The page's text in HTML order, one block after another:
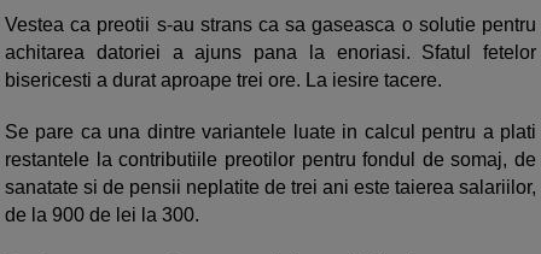
Vestea ca preotii s-au strans ca sa gaseasca o solutie pentru
achitarea datoriei a ajuns pana la enoriasi. Sfatul fetelor
bisericesti a durat aproape trei ore. La iesire tacere.
Se pare ca una dintre variantele luate in calcul pentru a plati
restantele la contributiile preotilor pentru fondul de somaj, de
sanatate si de pensii neplatite de trei ani este taierea salariilor,
de la 900 de lei la 300.